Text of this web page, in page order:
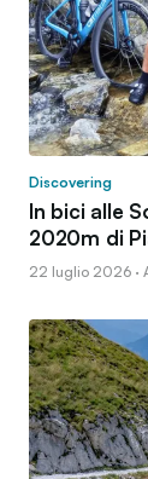
Discovering
In bici alle
2020m di
22 luglio 2026 ·